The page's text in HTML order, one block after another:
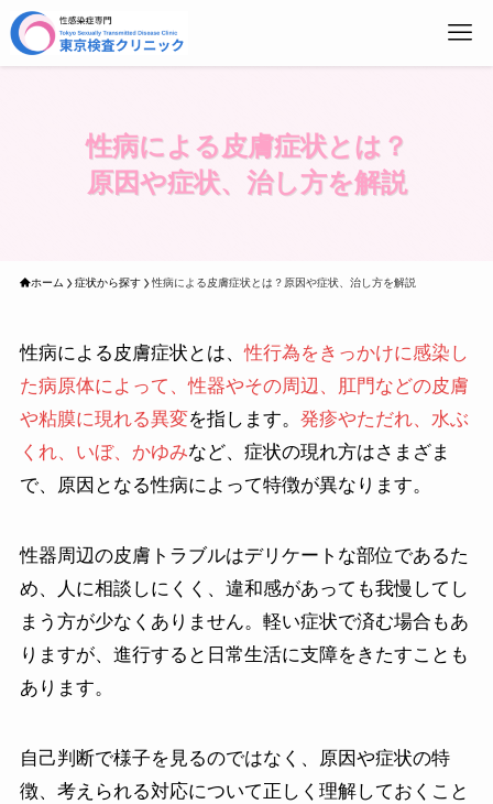
性病による皮膚症状とは？
原因や症状、治し方を解説
ホーム 症状から探す 性病による皮膚症状とは？原因や症状、治し方を解説
性病による皮膚症状とは、性行為をきっかけに感染し
た病原体によって、性器やその周辺、肛門などの皮膚
や粘膜に現れる異変を指します。 発疹やただれ、水ぶ
くれ、いぼ、かゆみなど、症状の現れ方はさまざま
で、原因となる性病によって特徴が異なります。
性器周辺の皮膚トラブルはデリケートな部位であるた
め、人に相談しにくく、違和感があっても我慢してし
まう方が少なくありません。軽い症状で済む場合もあ
りますが、進行すると日常生活に支障をきたすことも
あります。
自己判断で様子を見るのではなく、原因や症状の特
徴、考えられる対応について正しく理解しておくこと